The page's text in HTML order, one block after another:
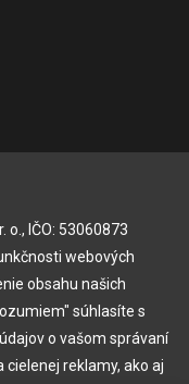
o., IČO: 53060873
webových
obsahu našich
súhlasíte s
o vašom správaní
reklamy, ako aj